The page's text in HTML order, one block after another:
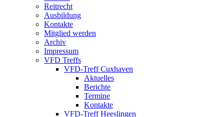
Reitrecht
Ausbildung
Kontakte
Mitglied werden
Archiv
Impressum
VFD Treffs
VFD-Treff Cuxhaven
Aktuelles
Berichte
Termine
Kontakte
VFD-Treff Heeslingen